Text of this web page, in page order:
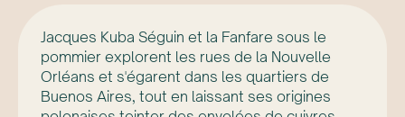
Jacques Kuba Séguin et la Fanfare sous le
pommier explorent les rues de la Nouvelle
Orléans et s'égarent dans les quartiers de
Buenos Aires, tout en laissant ses origines